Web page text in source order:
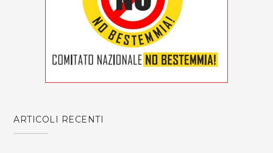
ARTICOLI RECENTI